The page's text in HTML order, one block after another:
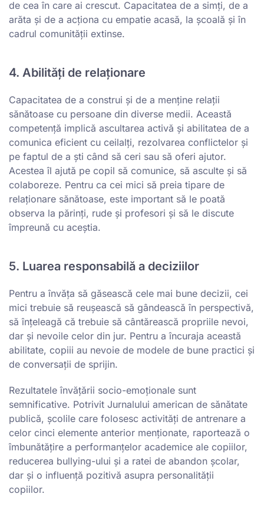
de cea în care ai crescut. Capacitatea de a simți, de a
arăta și de a acționa cu empatie acasă, la școală și în
cadrul comunității extinse.
4. Abilități de relaționare
Capacitatea de a construi și de a menține relații
sănătoase cu persoane din diverse medii. Această
competență implică ascultarea activă și abilitatea de a
comunica eficient cu ceilalți, rezolvarea conflictelor și
pe faptul de a ști când să ceri sau să oferi ajutor.
Acestea îl ajută pe copil să comunice, să asculte și să
colaboreze. Pentru ca cei mici să preia tipare de
relaționare sănătoase, este important să le poată
observa la părinți, rude și profesori și să le discute
împreună cu aceștia.
5. Luarea responsabilă a deciziilor
Pentru a învăța să găsească cele mai bune decizii, cei
mici trebuie să reușească să gândească în perspectivă,
să înțeleagă că trebuie să cântărească propriile nevoi,
dar și nevoile celor din jur. Pentru a încuraja această
abilitate, copiii au nevoie de modele de bune practici și
de conversații de sprijin.
Rezultatele învățării socio-emoționale sunt
semnificative. Potrivit Jurnalului american de sănătate
publică, școlile care folosesc activități de antrenare a
celor cinci elemente anterior menționate, raportează o
îmbunătățire a performanțelor academice ale copiilor,
reducerea bullying-ului și a ratei de abandon școlar,
dar și o influență pozitivă asupra personalității
copiilor.